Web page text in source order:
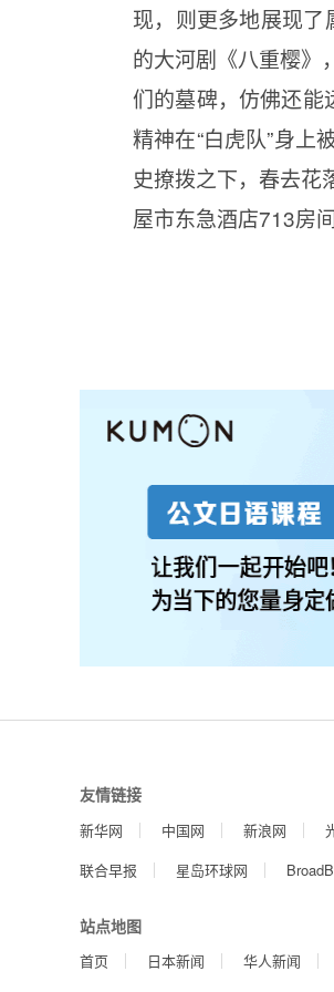
现，则更多地展现
的大河剧《八重樱》
们的墓碑，仿佛还能
精神在“白虎队”身上
史撩拨之下，春去花
屋市东急酒店713房间
友情链接
新华网 中国网 新浪网
联合早报
星岛环球网
站点地图
首页 日本新闻 华人新闻